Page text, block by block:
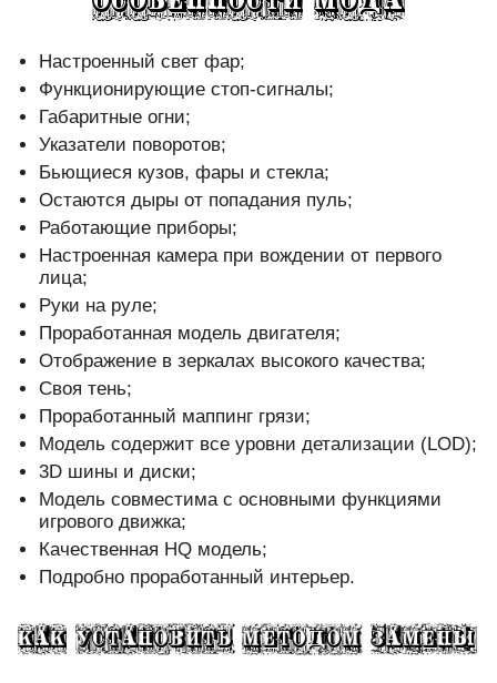
Настроенный свет фар;
Функционирующие стоп-сигналы;
Габаритные огни;
Указатели поворотов;
Бьющиеся кузов, фары и стекла;
Остаются дыры от попадания пуль;
Работающие приборы;
Настроенная камера при вождении от первого
лица;
Руки на руле;
Проработанная модель двигателя;
Отображение в зеркалах высокого качества;
Своя тень;
Проработанный маппинг грязи;
Модель содержит все уровни детализации (LOD);
3D шины и диски;
Модель совместима с основными функциями
игрового движка;
Качественная HQ модель;
Подробно проработанный интерьер.